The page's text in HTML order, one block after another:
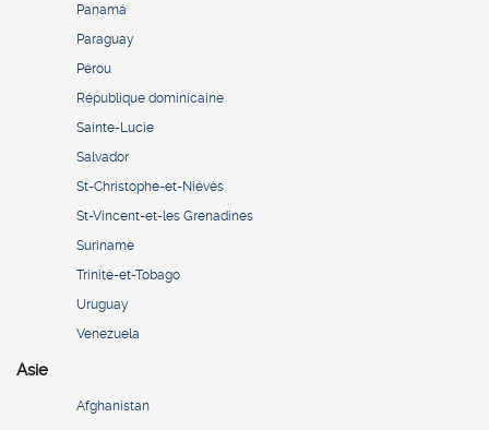
Panamá
Paraguay
Pérou
République dominicaine
Sainte-Lucie
Salvador
St-Christophe-et-Niévès
St-Vincent-et-les Grenadines
Suriname
Trinité-et-Tobago
Uruguay
Venezuela
Asie
Afghanistan